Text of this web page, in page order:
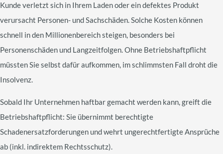
Kunde verletzt sich in Ihrem Laden oder ein defektes Produkt
verursacht Personen- und Sachschäden. Solche Kosten können
schnell in den Millionenbereich steigen, besonders bei
Personenschäden und Langzeitfolgen. Ohne Betriebshaftpflicht
müssten Sie selbst dafür aufkommen, im schlimmsten Fall droht die
Insolvenz.
Sobald Ihr Unternehmen haftbar gemacht werden kann, greift die
Betriebshaftpflicht: Sie übernimmt berechtigte
Schadenersatzforderungen und wehrt ungerechtfertigte Ansprüche
ab (inkl. indirektem Rechtsschutz).